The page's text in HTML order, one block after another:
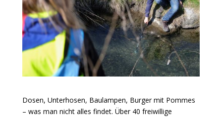
Dosen, Unterhosen, Baulampen, Burger mit Pommes
– was man nicht alles findet. Über 40 freiwillige